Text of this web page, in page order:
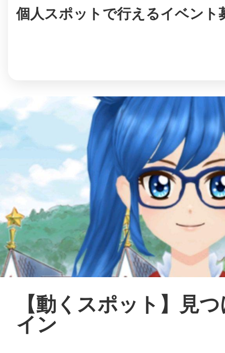
個人スポットで行えるイベント
【動くスポット】見
イン
©︎ KAYAC Inc. All